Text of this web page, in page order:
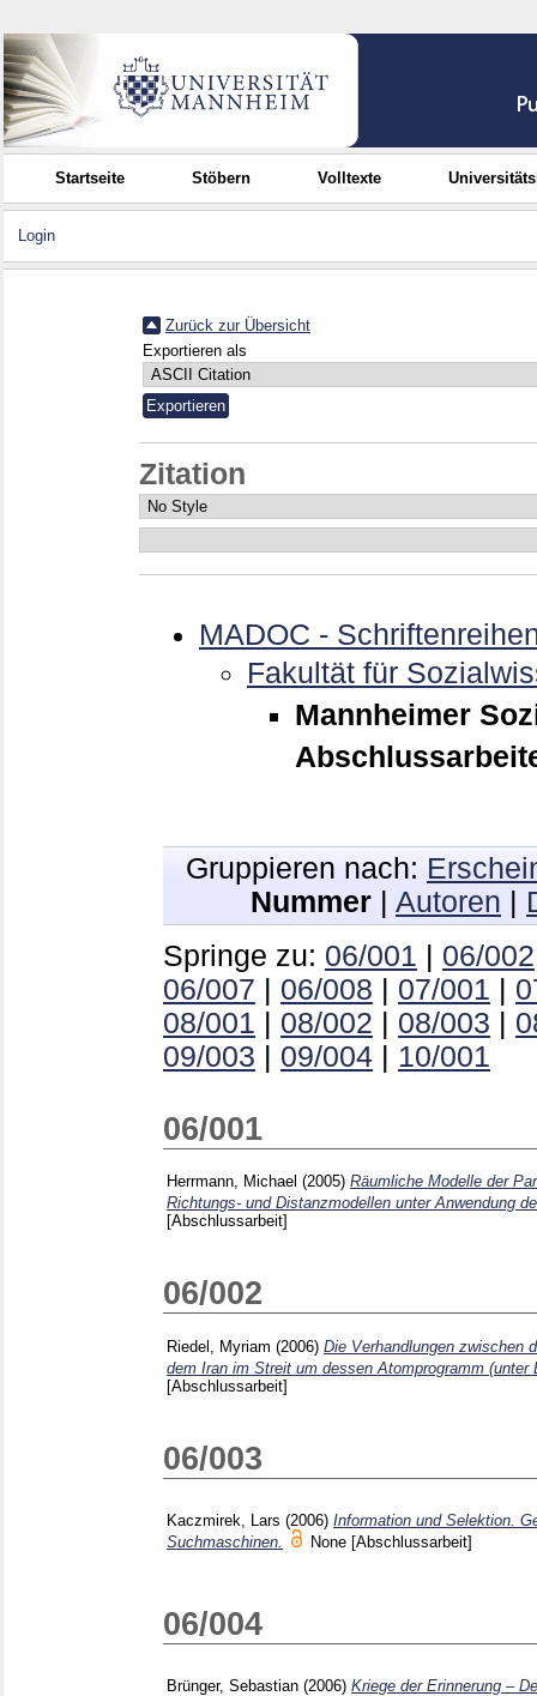
Startseite Stöbern Volltexte
Login
Zurück zur Übersicht
Exportieren als
Zitation
MADOC -
Fakultät für
Mannheimer
Gruppieren nach:
Nummer | Autoren |
Springe zu: 06/001 | 06/002
06/007 | 06/008 | 07/001 |
08/001 | 08/002 | 08/003 |
09/003 | 09/004 | 10/001
06/001
Herrmann, Michael (2005) Räumliche Modelle der
Richtungs- und Distanzmodellen unter Anwendung
[Abschlussarbeit]
06/002
Riedel, Myriam (2006) Die Verhandlungen zwischen
dem Iran im Streit um dessen Atomprogramm
[Abschlussarbeit]
06/003
Kaczmirek, Lars (2006) Information und Selektion.
Suchmaschinen.
None [Abschlussarbeit]
06/004
Brünger, Sebastian (2006) Kriege der Erinnerung –